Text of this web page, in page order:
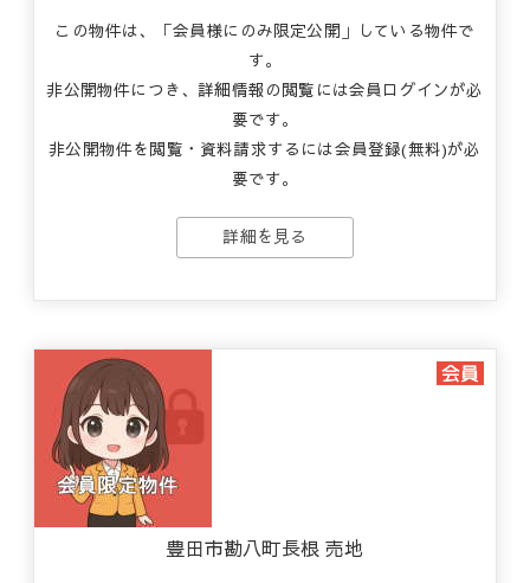
この物件は、「会員様にのみ限定公開」している物件で
す。
非公開物件につき、詳細情報の閲覧には会員ログインが必
要です。
非公開物件を閲覧・資料請求するには会員登録(無料)が必
要です。
詳細を見る
豊田市勘八町長根 売地